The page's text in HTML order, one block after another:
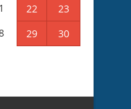
22
23
29
30